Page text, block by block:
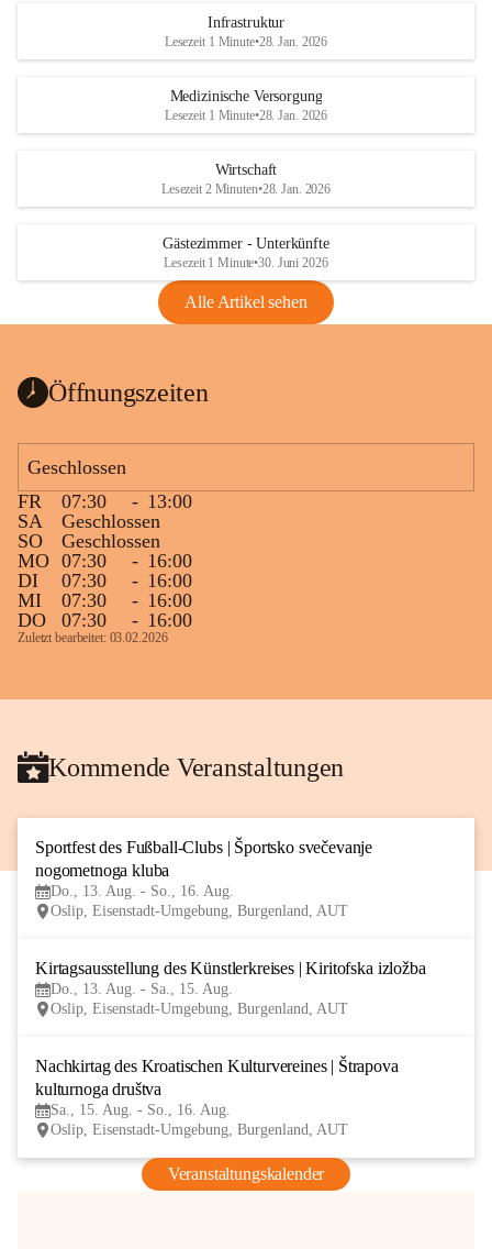
Infrastruktur
Lesezeit 1 Minute•28. Jan. 2026
Medizinische Versorgung
Lesezeit 1 Minute•28. Jan. 2026
Wirtschaft
Lesezeit 2 Minuten•28. Jan. 2026
Gästezimmer - Unterkünfte
Lesezeit 1 Minute•30. Juni 2026
Alle Artikel sehen
Öffnungszeiten
Geschlossen
FR
07:30 - 13:00
SA
Geschlossen
SO
Geschlossen
MO 07:30 - 16:00
DI
07:30 - 16:00
MI
07:30 - 16:00
DO
07:30 - 16:00
Zuletzt bearbeitet: 03.02.2026
Kommende Veranstaltungen
Sportfest des Fußball-Clubs | Športsko svečevanje
nogometnoga kluba
Do., 13. Aug. - So., 16. Aug.
Oslip, Eisenstadt-Umgebung, Burgenland, AUT
Kirtagsausstellung des Künstlerkreises | Kiritofska izložba
Do., 13. Aug. - Sa., 15. Aug.
Oslip, Eisenstadt-Umgebung, Burgenland, AUT
Nachkirtag des Kroatischen Kulturvereines | Štrapova
kulturnoga društva
Sa., 15. Aug. - So., 16. Aug.
Oslip, Eisenstadt-Umgebung, Burgenland, AUT
Veranstaltungskalender